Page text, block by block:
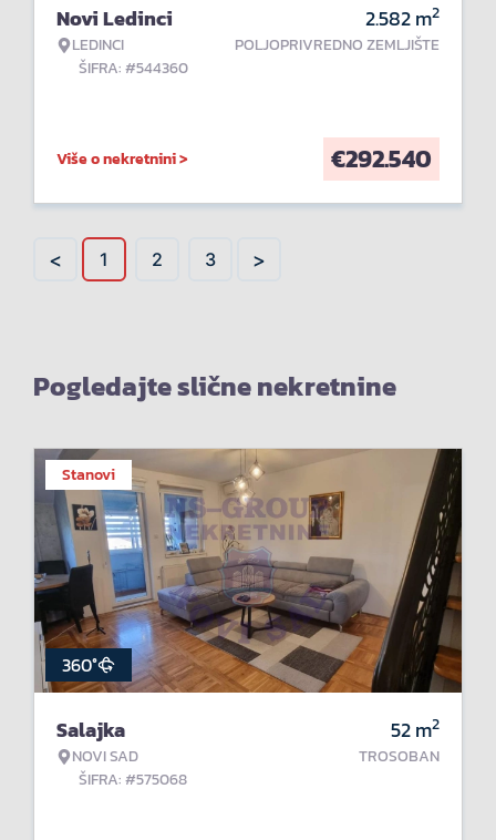
Novi Ledinci
LEDINCI
ŠIFRA: #544360
2.582m2
POLJOPRIVREDNO ZEMLJIŠTE
Više o nekretnini > €292.540
< 1 2 3 >
Pogledajte slične nekretnine
Stanovi
360°
Salajka
NOVI SAD
ŠIFRA: #575068
52m2
TROSOBAN